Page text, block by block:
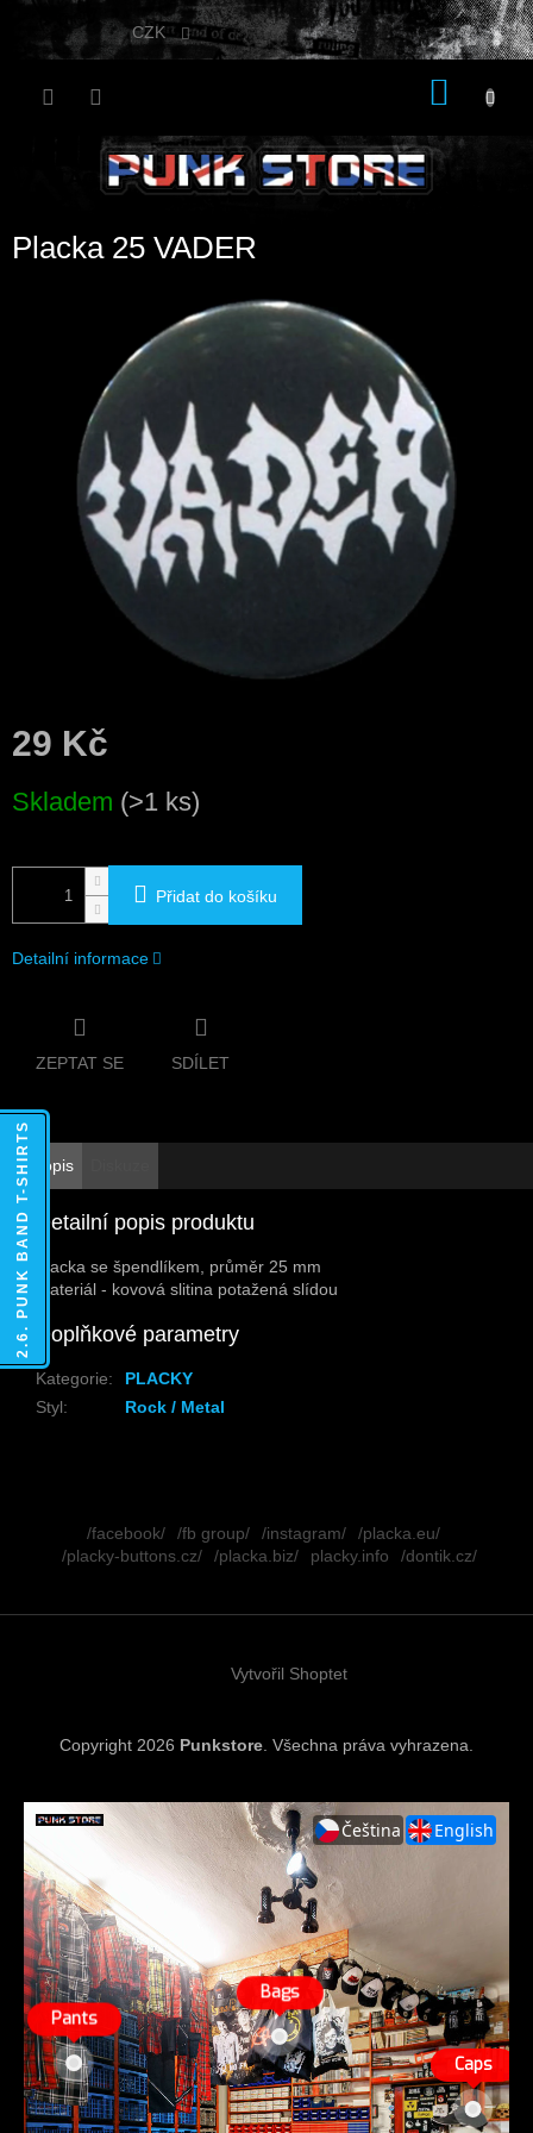
Přejít
CZK
Placka 25 VADER
29 Kč
cena:
Skladem (>1 ks)
Přidat do košíku
Detailní informace
ZEPTAT SE SDÍLET
Popis
Detailní popis produktu
Placka se špendlíkem, průměr 25 mm
Materiál - kovová slitina potažená slídou
Doplňkové parametry
Kategorie:
PLACKY
Styl: Rock / Metal
/facebook/ /fb group/ /instagram/
/placka.eu/
/placky-buttons.cz/
/placka.biz/ placky.info /dontik.cz/
Vytvořil Shoptet
Copyright 2026 Punkstore . Všechna práva vyhrazena.
2.6. PUNK BAND T-SHIRTS